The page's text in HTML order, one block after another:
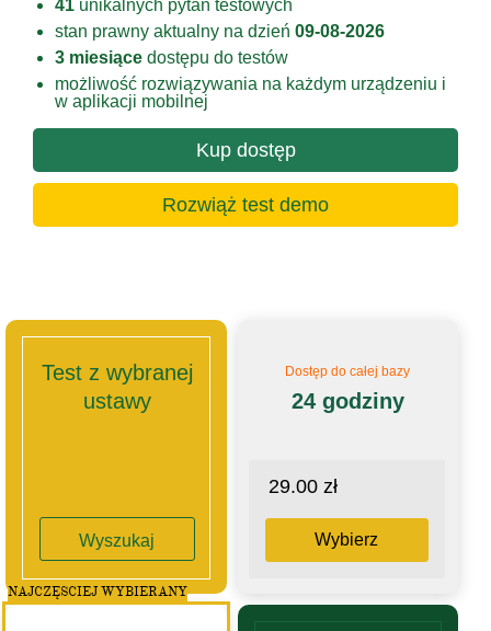
41 unikalnych pytań testowych
stan prawny aktualny na dzień 09-08-2026
3 miesiące dostępu do testów
możliwość rozwiązywania na każdym urządzeniu i
w aplikacji mobilnej
Kup dostęp
Rozwiąż test demo
Test z wybranej
ustawy
Wyszukaj
Dostęp do całej bazy
24 godziny
29.00 zł
Wybierz
NAJCZĘSCIEJ WYBIERANY